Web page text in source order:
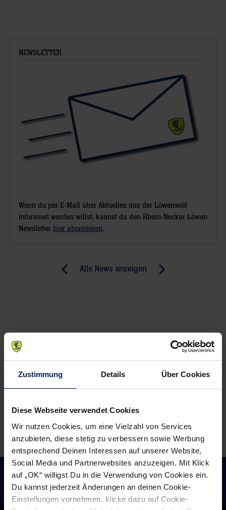
Zustimmung Details Über Cookies
Diese Webseite verwendet Cookies
Wir nutzen Cookies, um eine Vielzahl von Services
anzubieten, diese stetig zu verbessern sowie Werbung
entsprechend Deinen Interessen auf unserer Website,
Social Media und Partnerwebsites anzuzeigen. Mit Klick
auf „OK“ willigst Du in die Verwendung von Cookies ein.
Du kannst jederzeit Änderungen an deinen Cookie-
Einstellungen vornehmen, klicke dazu auf Cookie-
NEWSLETTER
Wenn du per E-Mail über Aktuelles aus der Löwenwelt
informiert werden willst, kannst du den Rhein-Neckar Löwen
Newsletter hier abonnieren.
Nürnberg
Alle News anzeigen
kurzen
Auszeit
wieder
volle
Konzentration